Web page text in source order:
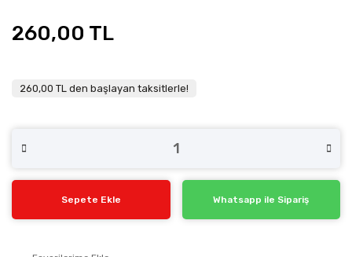
260,00 TL
260,00 TL den başlayan taksitlerle!
Sepete Ekle Whatsapp ile Sipariş